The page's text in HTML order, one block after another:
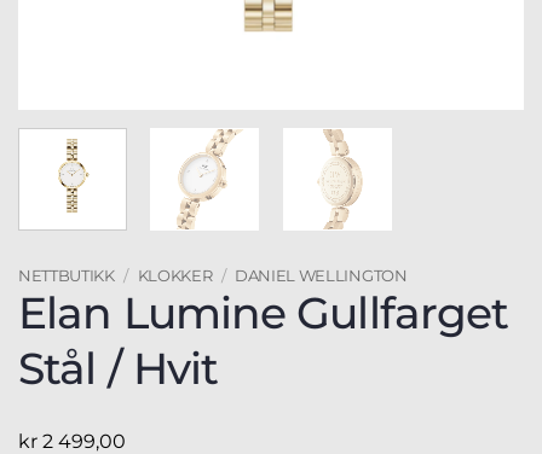
NETTBUTIKK / KLOKKER / DANIEL WELLINGTON
Elan Lumine Gullfarget
Stål / Hvit
kr 2 499,00